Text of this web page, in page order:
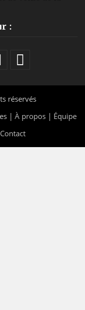
:
réservés
| À propos | Équipe
Contact